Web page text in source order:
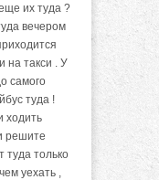
их туда ?
вечером
на такси . У
самого
туда !
ходить
решите
туда только
уехать ,